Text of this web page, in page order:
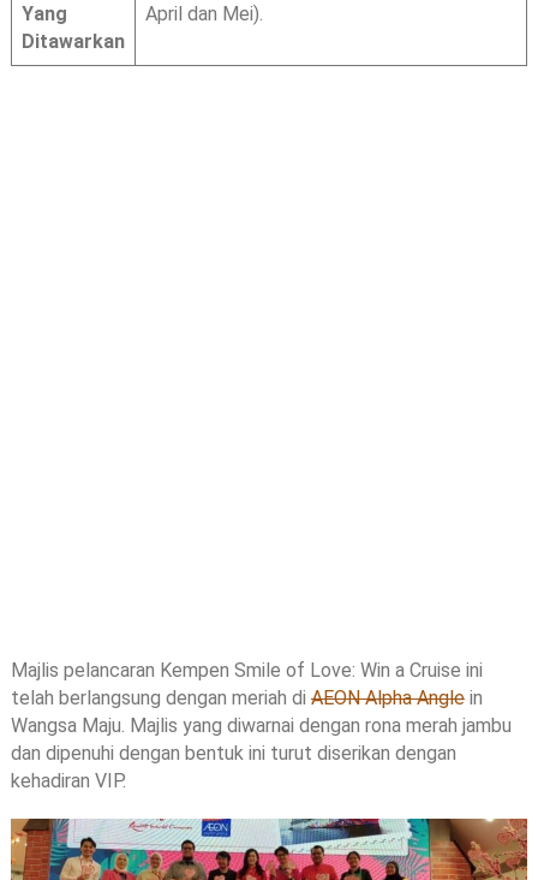
Yang
Ditawarkan
April dan Mei).
Majlis pelancaran Kempen Smile of Love: Win a Cruise ini
telah berlangsung dengan meriah di AEON Alpha Anglein
Wangsa Maju. Majlis yang diwarnai dengan rona merah jambu
dan dipenuhi dengan bentuk ini turut diserikan dengan
kehadiran VIP.